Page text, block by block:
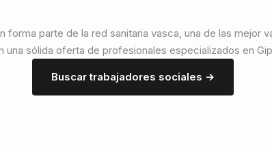
forma parte de la red sanitaria vasca, una de las mejor
una sólida oferta de profesionales especializados en
Buscar trabajadores sociales →